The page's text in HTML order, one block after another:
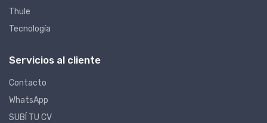
Thule
Tecnología
Servicios al cliente
Contacto
WhatsApp
SUBÍ TU CV